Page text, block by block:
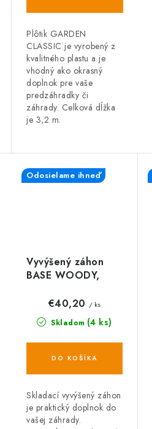
Plôtik GARDEN
CLASSIC je vyrobený z
kvalitného plastu a je
vhodný ako okrasný
doplnok pre vaše
predzáhradky či
záhrady. Celková dĺžka
je 3,2 m.
Vyvýšený záhon
BASE WOODY,
25 cm
Odosielame ihneď
Skladom (4 ks)
€40,20 / ks
DO KOŠÍKA
Skladací vyvýšený záhon
je praktický doplnok do
vašej záhrady.